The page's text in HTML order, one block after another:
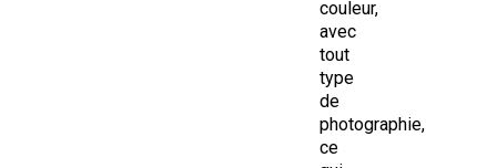
couleur,
avec
tout
type
de
photographie,
ce